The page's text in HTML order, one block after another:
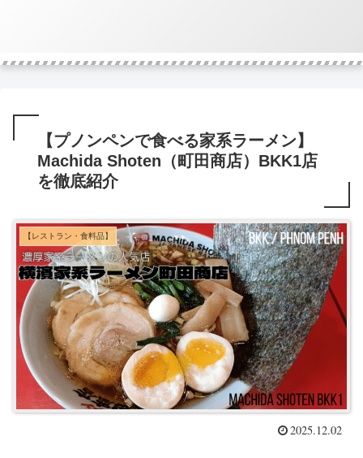
【プノンペンで食べる家系ラーメン】
Machida Shoten（町田商店）BKK1店
を徹底紹介
【レストラン・食料品】
2025.12.02